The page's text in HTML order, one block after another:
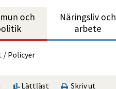
och
Närings­liv och
arbete
/ Policyer
Lättläst Skriv ut